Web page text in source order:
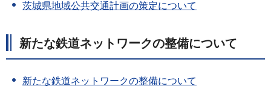
茨城県地域公共交通計画の策定について
新たな鉄道ネットワークの整備について
新たな鉄道ネットワークの整備について